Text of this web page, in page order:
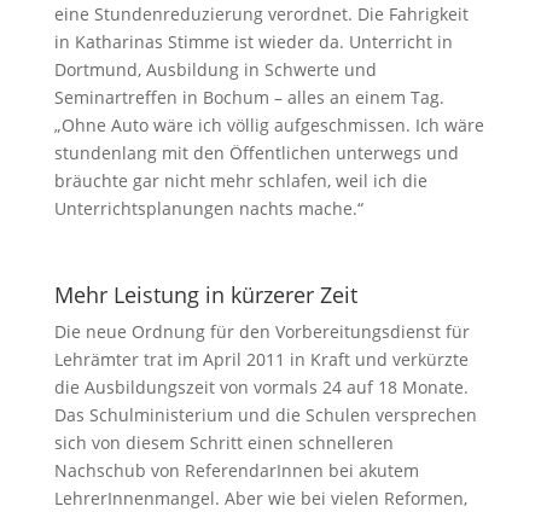
eine Stundenreduzierung verordnet. Die Fahrigkeit
in Katharinas Stimme ist wieder da. Unterricht in
Dortmund, Ausbildung in Schwerte und
Seminartreffen in Bochum – alles an einem Tag.
„Ohne Auto wäre ich völlig aufgeschmissen. Ich wäre
stundenlang mit den Öffentlichen unterwegs und
bräuchte gar nicht mehr schlafen, weil ich die
Unterrichtsplanungen nachts mache.“
Mehr Leistung in kürzerer Zeit
Die neue Ordnung für den Vorbereitungsdienst für
Lehrämter trat im April 2011 in Kraft und verkürzte
die Ausbildungszeit von vormals 24 auf 18 Monate.
Das Schulministerium und die Schulen versprechen
sich von diesem Schritt einen schnelleren
Nachschub von ReferendarInnen bei akutem
LehrerInnenmangel. Aber wie bei vielen Reformen,